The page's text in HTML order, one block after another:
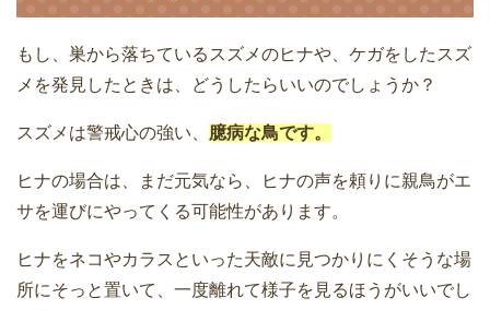
もし、巣から落ちているスズメのヒナや、ケガをしたスズ
メを発見したときは、どうしたらいいのでしょうか？
スズメは警戒心の強い、 臆病な鳥です。
ヒナの場合は、まだ元気なら、ヒナの声を頼りに親鳥がエ
サを運びにやってくる可能性があります。
ヒナをネコやカラスといった天敵に見つかりにくそうな場
所にそっと置いて、一度離れて様子を見るほうがいいでし